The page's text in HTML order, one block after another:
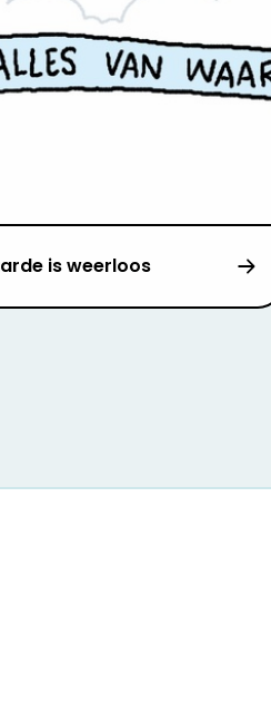
is weerloos